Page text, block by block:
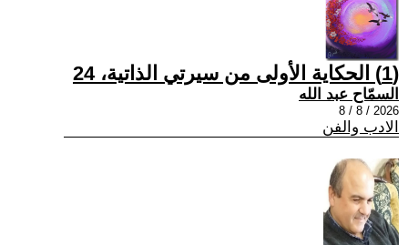
(1) الحكاية الأولى من سيرتي الذاتية، 24
السمّاح عبد الله
2026 / 8 / 8
الادب والفن